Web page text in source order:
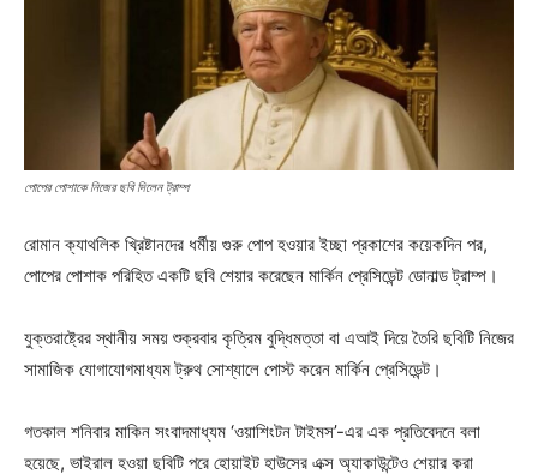
পোপের পোশাকে নিজের ছবি দিলেন ট্রাম্প
রোমান ক্যাথলিক খ্রিষ্টানদের ধর্মীয় গুরু পোপ হওয়ার ইচ্ছা প্রকাশের কয়েকদিন পর,
পোপের পোশাক পরিহিত একটি ছবি শেয়ার করেছেন মার্কিন প্রেসিডেন্ট ডোনাল্ড ট্রাম্প।
যুক্তরাষ্ট্রের স্থানীয় সময় শুক্রবার কৃত্রিম বুদ্ধিমত্তা বা এআই দিয়ে তৈরি ছবিটি নিজের
সামাজিক যোগাযোগমাধ্যম ট্রুথ সোশ্যালে পোস্ট করেন মার্কিন প্রেসিডেন্ট।
গতকাল শনিবার মাকিন সংবাদমাধ্যম ‘ওয়াশিংটন টাইমস’-এর এক প্রতিবেদনে বলা
হয়েছে, ভাইরাল হওয়া ছবিটি পরে হোয়াইট হাউসের এক্স অ্যাকাউন্টেও শেয়ার করা